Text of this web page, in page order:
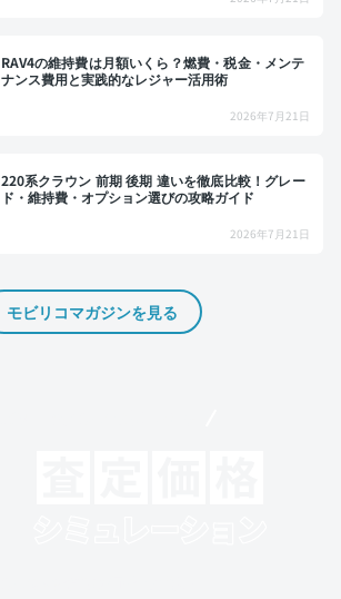
RAV4の維持費は月額いくら？燃費・税金・メンテ
ナンス費用と実践的なレジャー活用術
2026年7月21日
220系クラウン 前期 後期 違いを徹底比較！グレー
ド・維持費・オプション選びの攻略ガイド
2026年7月21日
モビリコマガジンを見る